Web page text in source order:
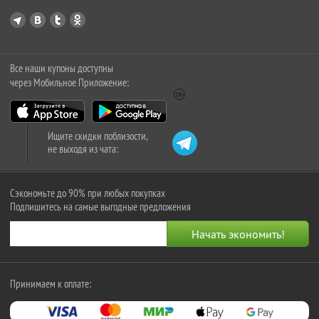
Все наши купоны доступны
через Мобильное Приложение:
Ищите скидки поблизости,
не выходя из чата:
Сэкономьте до 90% при любых покупках
Подпишитесь на самые выгодные предложения
Принимаем к оплате: